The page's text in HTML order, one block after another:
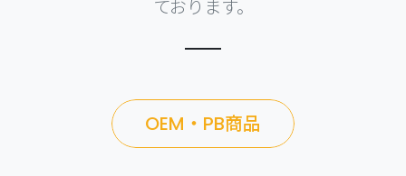
ております。
OEM・PB商品